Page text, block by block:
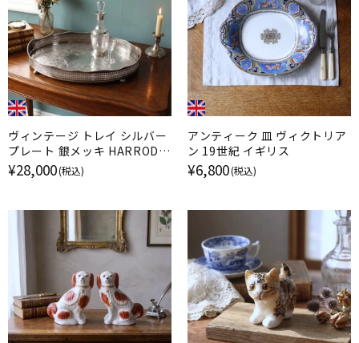
ヴィンテージ トレイ シルバー
プレート 銀メッキ HARRODS
ハロッズ イギリス
¥28,000(税込)
アンティーク 皿 ヴィクトリア
ン 19世紀 イギリス
¥6,800(税込)